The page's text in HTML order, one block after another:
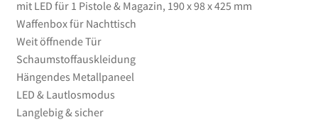
mm
Waffenbox
für
Nachttisch
Menge
mit LED für 1 Pistole & Magazin, 190 x 98 x 425 mm
Waffenbox für Nachttisch
Weit öffnende Tür
Schaumstoffauskleidung
Hängendes Metallpaneel
LED & Lautlosmodus
Langlebig & sicher